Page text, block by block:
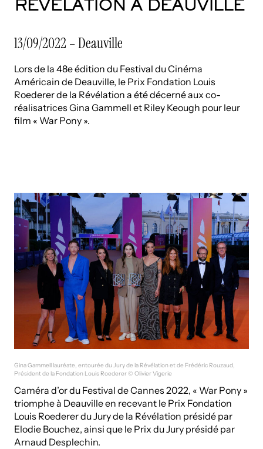
RÉVÉLATION À DEAUVILLE
13/09/2022 – Deauville
Lors de la 48e édition du Festival du Cinéma
Américain de Deauville, le Prix Fondation Louis
Roederer de la Révélation a été décerné aux co-
réalisatrices Gina Gammell et Riley Keough pour leur
film « War Pony ».
Gina Gammell lauréate, entourée du Jury de la Révélation et de Frédéric Rouzaud,
Président de la Fondation Louis Roederer © Olivier Vigerie
Caméra d’or du Festival de Cannes 2022, « War Pony »
triomphe à Deauville en recevant le Prix Fondation
Louis Roederer du Jury de la Révélation présidé par
Elodie Bouchez, ainsi que le Prix du Jury présidé par
Arnaud Desplechin.